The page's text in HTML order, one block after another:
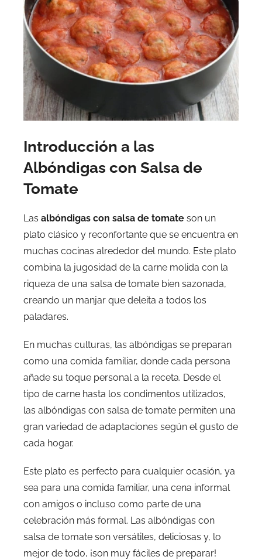
Introducción a las
Albóndigas con Salsa de
Tomate
Las albóndigas con salsa de tomate son un
plato clásico y reconfortante que se encuentra en
muchas cocinas alrededor del mundo. Este plato
combina la jugosidad de la carne molida con la
riqueza de una salsa de tomate bien sazonada,
creando un manjar que deleita a todos los
paladares.
En muchas culturas, las albóndigas se preparan
como una comida familiar, donde cada persona
añade su toque personal a la receta. Desde el
tipo de carne hasta los condimentos utilizados,
las albóndigas con salsa de tomate permiten una
gran variedad de adaptaciones según el gusto de
cada hogar.
Este plato es perfecto para cualquier ocasión, ya
sea para una comida familiar, una cena informal
con amigos o incluso como parte de una
celebración más formal. Las albóndigas con
salsa de tomate son versátiles, deliciosas y, lo
mejor de todo, ¡son muy fáciles de preparar!